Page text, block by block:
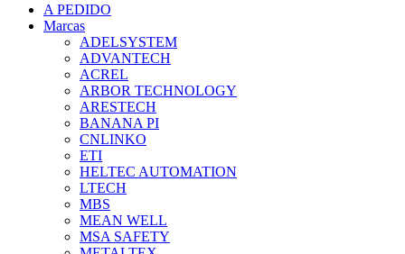
A PEDIDO
Marcas
ADELSYSTEM
ADVANTECH
ACREL
ARBOR TECHNOLOGY
ARESTECH
BANANA PI
CNLINKO
ETI
HELTEC AUTOMATION
LTECH
MBS
MEAN WELL
MSA SAFETY